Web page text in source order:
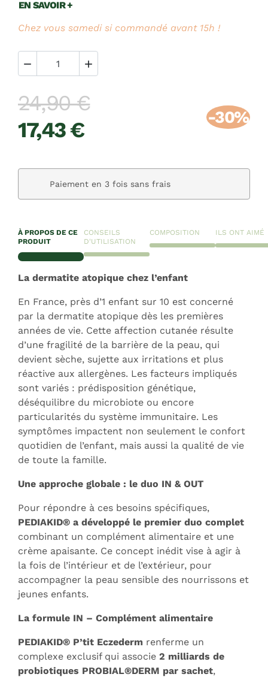
EN SAVOIR +
Chez vous samedi si commandé avant 15h !
 
24,90 €
17,43 €
-30%
Paiement en 3 fois sans frais
À PROPOS DE CE
PRODUIT
CONSEILS
D'UTILISATION
COMPOSITION ILS ONT AIMÉ
La dermatite atopique chez l’enfant
En France, près d’1 enfant sur 10 est concerné
par la dermatite atopique dès les premières
années de vie. Cette affection cutanée résulte
d’une fragilité de la barrière de la peau, qui
devient sèche, sujette aux irritations et plus
réactive aux allergènes. Les facteurs impliqués
sont variés : prédisposition génétique,
déséquilibre du microbiote ou encore
particularités du système immunitaire. Les
symptômes impactent non seulement le confort
quotidien de l’enfant, mais aussi la qualité de vie
de toute la famille.
Une approche globale : le duo IN & OUT
Pour répondre à ces besoins spécifiques,
PEDIAKID® a développé le premier duo complet
combinant un complément alimentaire et une
crème apaisante. Ce concept inédit vise à agir à
la fois de l’intérieur et de l’extérieur, pour
accompagner la peau sensible des nourrissons et
jeunes enfants.
La formule IN – Complément alimentaire
PEDIAKID® P’tit Eczederm renferme un
complexe exclusif qui associe 2 milliards de
probiotiques PROBIAL®DERM par sachet,